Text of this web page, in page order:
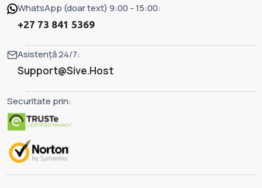
WhatsApp (doar text) 9:00 - 15:00:
+27 73 841 5369
Asistență 24/7:
Support@Sive.Host
Securitate prin: